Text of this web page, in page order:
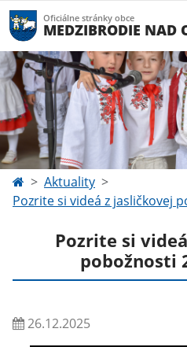
Oficiálne stránky obce
MEDZIBRODIE NAD
Aktuality
Pozrite si videá z jasličkovej
Pozrite si
pobožnosti
26.12.2025